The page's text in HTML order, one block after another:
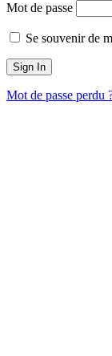
Mot de passe
Se souvenir de
Mot de passe perdu